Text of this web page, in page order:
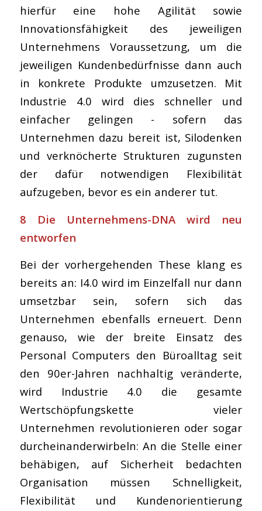
hierfür eine hohe Agilität sowie
Innovationsfähigkeit des jeweiligen
Unternehmens Voraussetzung, um die
jeweiligen Kundenbedürfnisse dann auch
in konkrete Produkte umzusetzen. Mit
Industrie 4.0 wird dies schneller und
einfacher gelingen - sofern das
Unternehmen dazu bereit ist, Silodenken
und verknöcherte Strukturen zugunsten
der dafür notwendigen Flexibilität
aufzugeben, bevor es ein anderer tut.
8 Die Unternehmens-DNA wird neu
entworfen
Bei der vorhergehenden These klang es
bereits an: I4.0 wird im Einzelfall nur dann
umsetzbar sein, sofern sich das
Unternehmen ebenfalls erneuert. Denn
genauso, wie der breite Einsatz des
Personal Computers den Büroalltag seit
den 90er-Jahren nachhaltig veränderte,
wird Industrie 4.0 die gesamte
Wertschöpfungskette vieler
Unternehmen revolutionieren oder sogar
durcheinanderwirbeln: An die Stelle einer
behäbigen, auf Sicherheit bedachten
Organisation müssen Schnelligkeit,
Flexibilität und Kundenorientierung